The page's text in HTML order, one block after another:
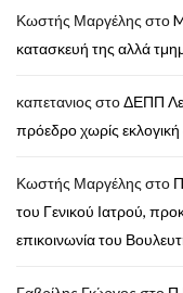
Κωστής Μαργέλης στο
κατασκευή της αλλά
καπετανιος στοΔΕΠΠ
πρόεδρο χωρίς εκλογική
Κωστής Μαργέλης στο
του Γενικού Ιατρού,
επικοινωνία του